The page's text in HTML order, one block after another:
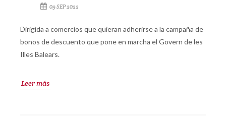
09 SEP 2022
Dirigida a comercios que quieran adherirse a la campaña de
bonos de descuento que pone en marcha el Govern de les
Illes Balears.
Leer más